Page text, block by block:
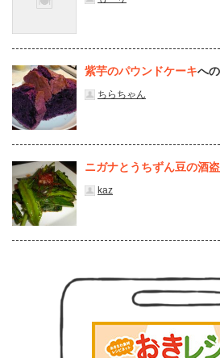
紫芋のパウンドケーキへ
ちらちゃん
ニガナとうちずん豆の酒
kaz